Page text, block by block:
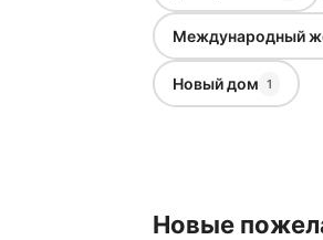
Международный
Новый дом 1
Новые